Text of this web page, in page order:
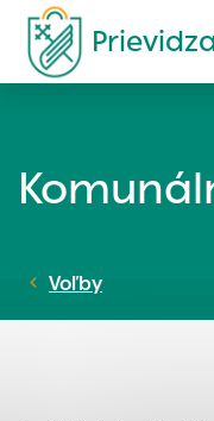
Voľby
Nastavenie
ukladať informácie o